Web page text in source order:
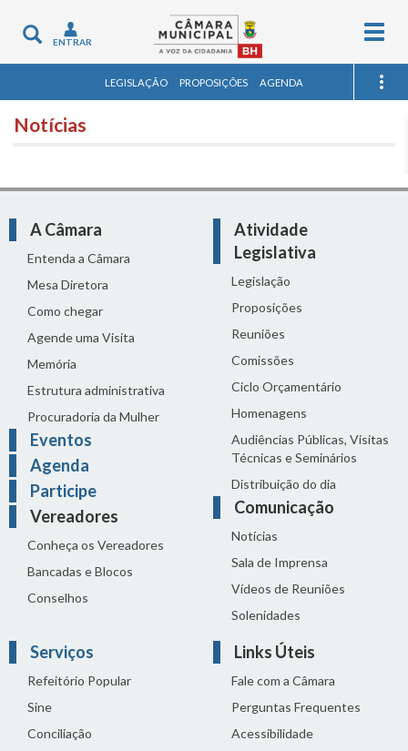
Toggle
navigation
ENTRAR
LEGISLAÇÃO PROPOSIÇÕES AGENDA
Notícias
A Câmara
Entenda a Câmara
Mesa Diretora
Como chegar
Agende uma Visita
Memória
Estrutura administrativa
Procuradoria da Mulher
Eventos
Agenda
Participe
Vereadores
Conheça os Vereadores
Bancadas e Blocos
Conselhos
Atividade
Legislativa
Legislação
Proposições
Reuniões
Comissões
Ciclo Orçamentário
Homenagens
Audiências Públicas, Visitas
Técnicas e Seminários
Distribuição do dia
Comunicação
Notícias
Sala de Imprensa
Vídeos de Reuniões
Solenidades
Serviços
Refeitório Popular
Sine
Conciliação
Links Úteis
Fale com a Câmara
Perguntas Frequentes
Acessibilidade